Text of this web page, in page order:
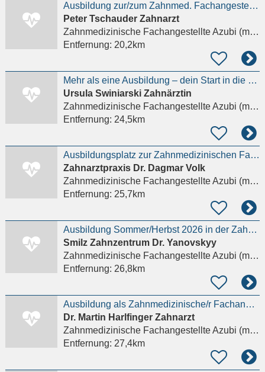
Ausbildung zur/zum Zahnmed. Fachangestellten (ZFA) (m/w/d)
Peter Tschauder Zahnarzt
Zahnmedizinische Fachangestellte Azubi (m/w/d)
Entfernung: 20,2km
Mehr als eine Ausbildung – dein Start in die moderne Zahnmedizin.
Ursula Swiniarski Zahnärztin
Zahnmedizinische Fachangestellte Azubi (m/w/d)
Entfernung: 24,5km
Ausbildungsplatz zur Zahnmedizinischen Fachangestellten (ZMF/ZFA) (m/w/d)
Zahnarztpraxis Dr. Dagmar Volk
Zahnmedizinische Fachangestellte Azubi (m/w/d)
Entfernung: 25,7km
Ausbildung Sommer/Herbst 2026 in der Zahnmedizin - früherer Einstieg und Praktikum möglich -
Smilz Zahnzentrum Dr. Yanovskyy
Zahnmedizinische Fachangestellte Azubi (m/w/d)
Entfernung: 26,8km
Ausbildung als Zahnmedizinische/r Fachangestellte/r (m,w,d) gesucht, Praktikum möglich
Dr. Martin Harlfinger Zahnarzt
Zahnmedizinische Fachangestellte Azubi (m/w/d)
Entfernung: 27,4km